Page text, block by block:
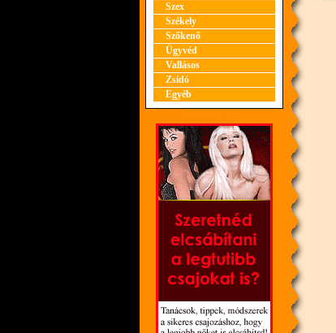
Szex
Székely
Szőkenő
Ügyvéd
Vallásos
Zsidó
Egyéb